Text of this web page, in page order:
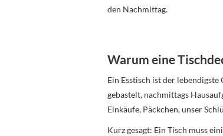
den Nachmittag.
Warum eine
Ein Esstisch ist der
gebastelt, nachmittags
Einkäufe, Päckchen, unser
Kurz gesagt: Ein Tisch muss